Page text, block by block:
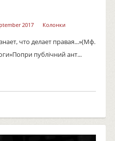
2017 Колонки
что делает правая...»(Мф.
публічний ант...